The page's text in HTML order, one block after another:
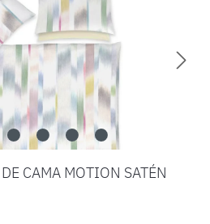
CAMA MOTION SATÉN